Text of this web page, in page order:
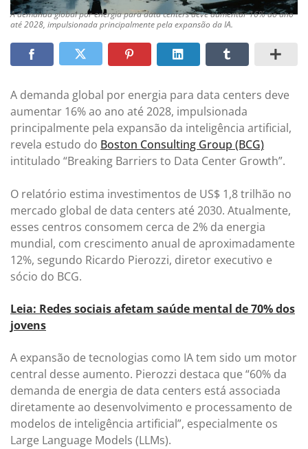
A demanda global por energia para data centers deve aumentar 16% ao ano
até 2028, impulsionada principalmente pela expansão da IA.
A demanda global por energia para data centers deve
aumentar 16% ao ano até 2028, impulsionada
principalmente pela expansão da inteligência artificial,
revela estudo do Boston Consulting Group (BCG)
intitulado “Breaking Barriers to Data Center Growth”.
O relatório estima investimentos de US$ 1,8 trilhão no
mercado global de data centers até 2030. Atualmente,
esses centros consomem cerca de 2% da energia
mundial, com crescimento anual de aproximadamente
12%, segundo Ricardo Pierozzi, diretor executivo e
sócio do BCG.
Leia: Redes sociais afetam saúde mental de 70% dos
jovens
A expansão de tecnologias como IA tem sido um motor
central desse aumento. Pierozzi destaca que “60% da
demanda de energia de data centers está associada
diretamente ao desenvolvimento e processamento de
modelos de inteligência artificial”, especialmente os
Large Language Models (LLMs).